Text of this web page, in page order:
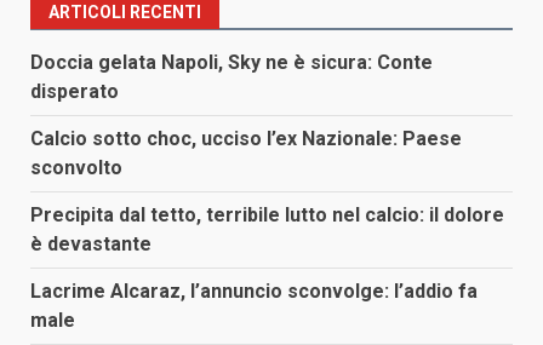
ARTICOLI RECENTI
Doccia gelata Napoli, Sky ne è sicura: Conte
disperato
Calcio sotto choc, ucciso l’ex Nazionale: Paese
sconvolto
Precipita dal tetto, terribile lutto nel calcio: il dolore
è devastante
Lacrime Alcaraz, l’annuncio sconvolge: l’addio fa
male